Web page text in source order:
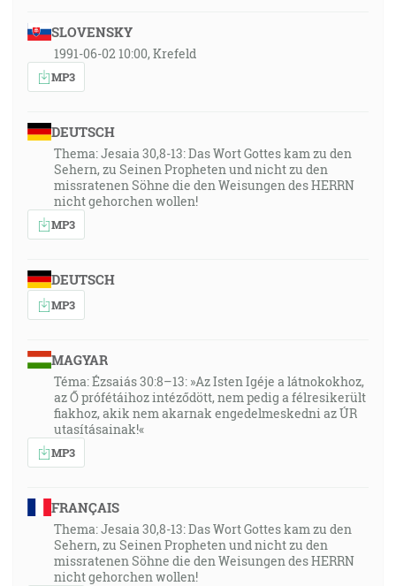
SLOVENSKY
1991-06-02 10:00, Krefeld
MP3
DEUTSCH
Thema: Jesaia 30,8-13: Das Wort Gottes kam zu den
Sehern, zu Seinen Propheten und nicht zu den
missratenen Söhne die den Weisungen des HERRN
nicht gehorchen wollen!
MP3
DEUTSCH
MP3
MAGYAR
Téma: Ézsaiás 30:8–13: »Az Isten Igéje a látnokokhoz,
az Ő prófétáihoz intéződött, nem pedig a félresikerült
fiakhoz, akik nem akarnak engedelmeskedni az ÚR
utasításainak!«
MP3
FRANÇAIS
Thema: Jesaia 30,8-13: Das Wort Gottes kam zu den
Sehern, zu Seinen Propheten und nicht zu den
missratenen Söhne die den Weisungen des HERRN
nicht gehorchen wollen!